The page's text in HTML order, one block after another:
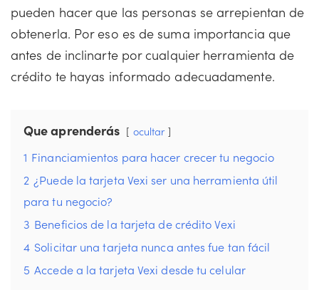
pueden hacer que las personas se arrepientan de
obtenerla. Por eso es de suma importancia que
antes de inclinarte por cualquier herramienta de
crédito te hayas informado adecuadamente.
Que aprenderás ocultar
1 Financiamientos para hacer crecer tu negocio
2 ¿Puede la tarjeta Vexi ser una herramienta útil
para tu negocio?
3 Beneficios de la tarjeta de crédito Vexi
4 Solicitar una tarjeta nunca antes fue tan fácil
5 Accede a la tarjeta Vexi desde tu celular